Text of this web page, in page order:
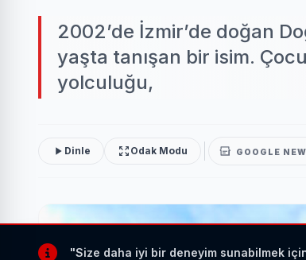
2002’de İzmir’de doğan
yaşta tanışan bir isim.
yolculuğu,
Dinle Odak Modu GOOGLE
"Size daha iyi bir deneyim sunabilmek